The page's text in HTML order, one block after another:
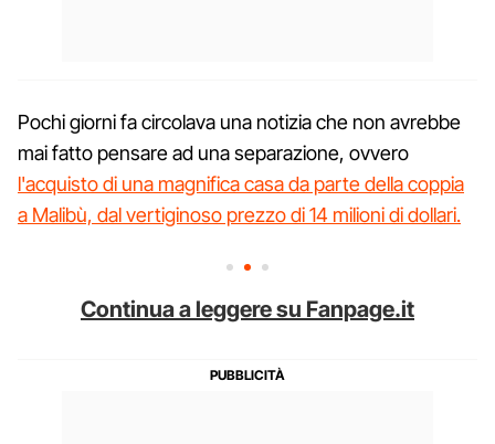
Pochi giorni fa circolava una notizia che non avrebbe
mai fatto pensare ad una separazione, ovvero
l'acquisto di una magnifica casa da parte della coppia
a Malibù, dal vertiginoso prezzo di 14 milioni di dollari.
Continua a leggere su Fanpage.it